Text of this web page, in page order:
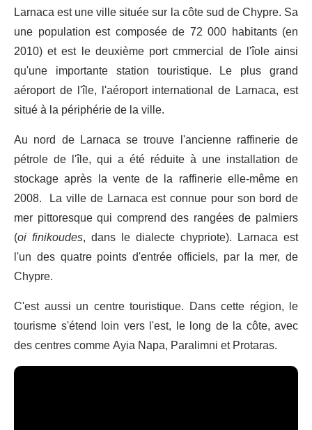
Larnaca est une ville située sur la côte sud de Chypre. Sa
une population est composée de 72 000 habitants (en
2010) et est le deuxième port cmmercial de l'îole ainsi
qu'une importante station touristique. Le plus grand
aéroport de l'île, l'aéroport international de Larnaca, est
situé à la périphérie de la ville.
Au nord de Larnaca se trouve l'ancienne raffinerie de
pétrole de l'île, qui a été réduite à une installation de
stockage après la vente de la raffinerie elle-même en
2008. La ville de Larnaca est connue pour son bord de
mer pittoresque qui comprend des rangées de palmiers
(oi finikoudes, dans le dialecte chypriote). Larnaca est
l'un des quatre points d'entrée officiels, par la mer, de
Chypre.
C'est aussi un centre touristique. Dans cette région, le
tourisme s'étend loin vers l'est, le long de la côte, avec
des centres comme Ayia Napa, Paralimni et Protaras.